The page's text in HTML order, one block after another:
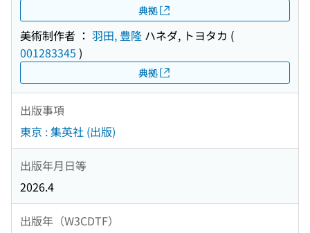
典拠
美術制作者 ： 羽田, 豊隆 ハネダ, トヨタカ (
001283345 )
典拠
出版事項
東京 : 集英社 (出版)
出版年月日等
2026.4
出版年（W3CDTF）